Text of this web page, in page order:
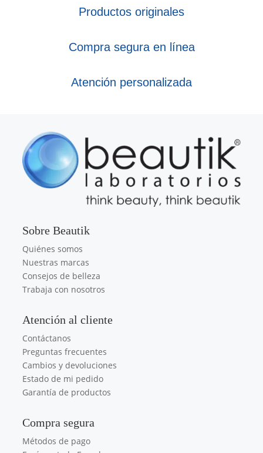
Productos originales
Compra segura en línea
Atención personalizada
Sobre Beautik
Quiénes somos
Nuestras marcas
Consejos de belleza
Trabaja con nosotros
Atención al cliente
Contáctanos
Preguntas frecuentes
Cambios y devoluciones
Estado de mi pedido
Garantía de productos
Compra segura
Métodos de pago